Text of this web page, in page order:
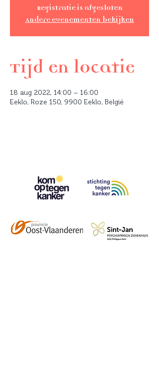
Registratie is afgesloten
Andere evenementen bekijken
Tijd en locatie
18 aug 2022, 14:00 – 16:00
Eeklo, Roze 150, 9900 Eeklo, België